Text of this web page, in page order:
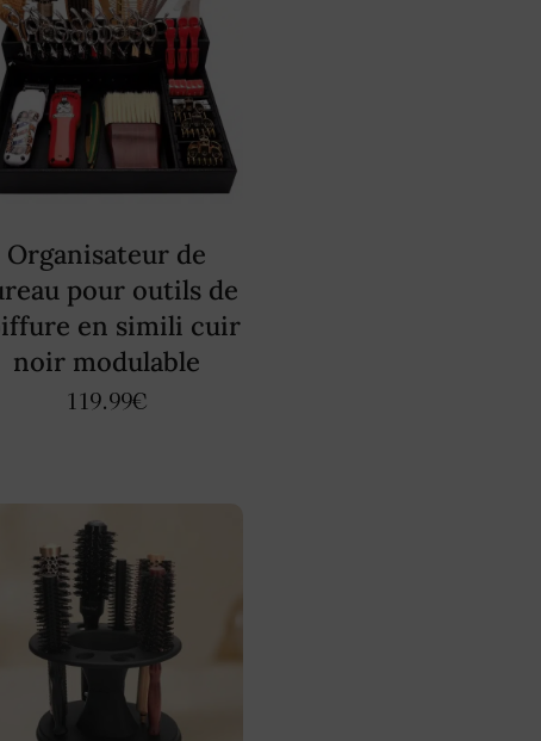
Organisateur de
pour outils de
en simili cuir
noir modulable
119.99€